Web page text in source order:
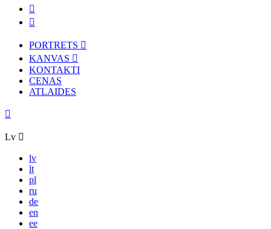
PORTRETS
KANVAS
KONTAKTI
CENAS
ATLAIDES
Lv
lv
lt
pl
ru
de
en
ee